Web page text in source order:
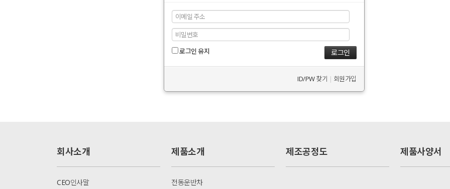
로그인 유지
ID/PW 찾기 | 회원가입
회사소개
CEO인사말
제품소개
전동운반차
제조공정도 제품사양서